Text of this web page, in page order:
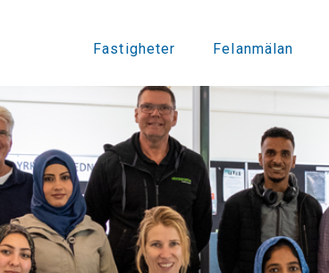
Fastigheter Felanmälan